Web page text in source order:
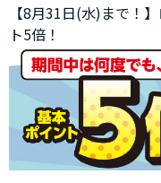
【8月31日(水)まで！
ト5倍！